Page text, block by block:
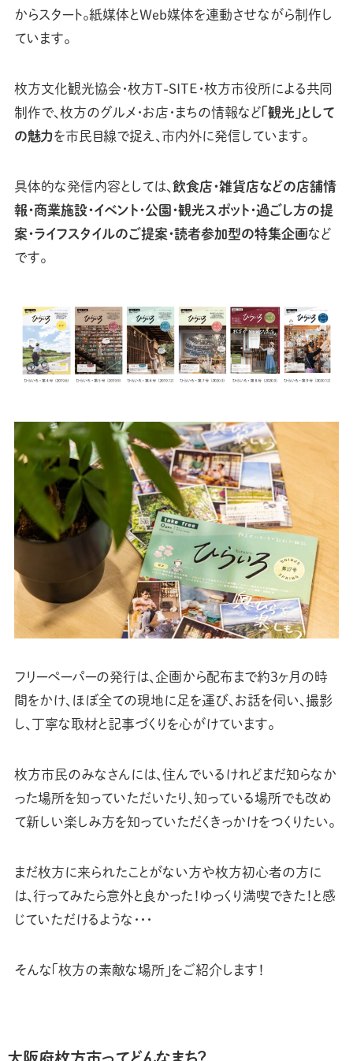
からスタート。紙媒体とWeb媒体を連動させながら制作し
ています。
枚方文化観光協会・枚方T-SITE・枚方市役所による共同
制作で、枚方のグルメ・お店・まちの情報など 「観光」として
の魅力を市民目線で捉え、市内外に発信しています。
具体的な発信内容としては、 飲食店・雑貨店などの店舗情
報・商業施設・イベント・公園・観光スポット・過ごし方の提
案・ライフスタイルのご提案・読者参加型の特集企画など
です。
フリーペーパーの発行は、企画から配布まで約3ヶ月の時
間をかけ、ほぼ全ての現地に足を運び、お話を伺い、撮影
し、丁寧な取材と記事づくりを心がけています。
枚方市民のみなさんには、住んでいるけれどまだ知らなか
った場所を知っていただいたり、知っている場所でも改め
て新しい楽しみ方を知っていただくきっかけをつくりたい。
まだ枚方に来られたことがない方や枚方初心者の方に
は、行ってみたら意外と良かった！ゆっくり満喫できた！と感
じていただけるような・・・
そんな「枚方の素敵な場所」をご紹介します！
大阪府枚方市ってどんなまち？